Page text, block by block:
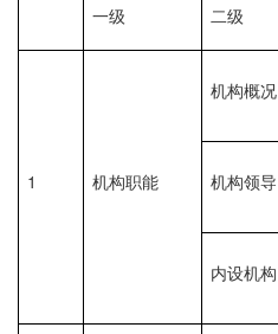
一级
二级
1 机构职能
机构概况
机构领导
内设机构